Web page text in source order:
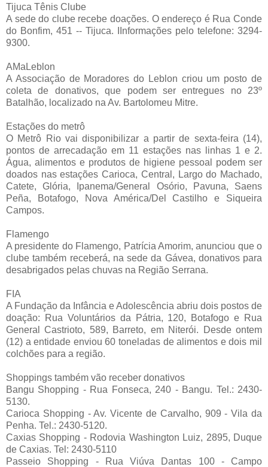
Tijuca Tênis Clube
A sede do clube recebe doações. O endereço é Rua Conde
do Bonfim, 451 -- Tijuca. IInformações pelo telefone: 3294-
9300.
AMaLeblon
A Associação de Moradores do Leblon criou um posto de
coleta de donativos, que podem ser entregues no 23º
Batalhão, localizado na Av. Bartolomeu Mitre.
Estações do metrô
O Metrô Rio vai disponibilizar a partir de sexta-feira (14),
pontos de arrecadação em 11 estações nas linhas 1 e 2.
Água, alimentos e produtos de higiene pessoal podem ser
doados nas estações Carioca, Central, Largo do Machado,
Catete, Glória, Ipanema/General Osório, Pavuna, Saens
Peña, Botafogo, Nova América/Del Castilho e Siqueira
Campos.
Flamengo
A presidente do Flamengo, Patrícia Amorim, anunciou que o
clube também receberá, na sede da Gávea, donativos para
desabrigados pelas chuvas na Região Serrana.
FIA
A Fundação da Infância e Adolescência abriu dois postos de
doação: Rua Voluntários da Pátria, 120, Botafogo e Rua
General Castrioto, 589, Barreto, em Niterói. Desde ontem
(12) a entidade enviou 60 toneladas de alimentos e dois mil
colchões para a região.
Shoppings também vão receber donativos
Bangu Shopping - Rua Fonseca, 240 - Bangu. Tel.: 2430-
5130.
Carioca Shopping - Av. Vicente de Carvalho, 909 - Vila da
Penha. Tel.: 2430-5120.
Caxias Shopping - Rodovia Washington Luiz, 2895, Duque
de Caxias. Tel: 2430-5110
Passeio Shopping - Rua Viúva Dantas 100 - Campo